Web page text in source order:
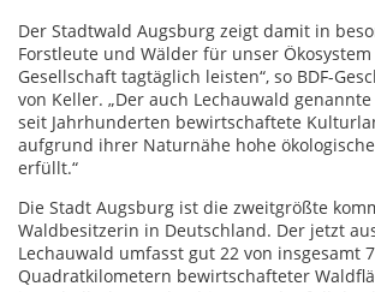
Der Stadtwald Augsburg zeigt damit in
Forstleute und Wälder für unser
Gesellschaft tagtäglich leisten“, so BDF-
von Keller. „Der auch Lechauwald
seit Jahrhunderten bewirtschaftete
aufgrund ihrer Naturnähe hohe
erfüllt.“
Die Stadt Augsburg ist die zweitgrößte
Waldbesitzerin in Deutschland. Der jetzt
Lechauwald umfasst gut 22 von insgesamt
Quadratkilometern bewirtschafteter